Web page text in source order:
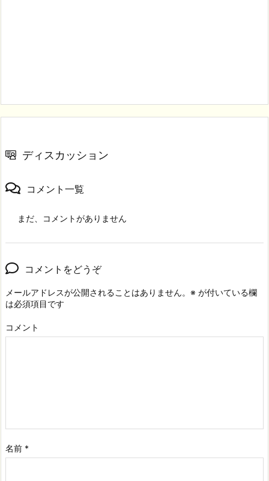
ディスカッション
コメント一覧
まだ、コメントがありません
コメントをどうぞ
メールアドレスが公開されることはありません。 ※ が付いている欄
は必須項目です
コメント
名前 *